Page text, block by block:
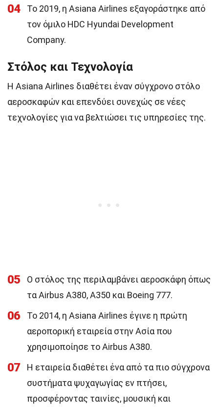
04
Το 2019, η Asiana Airlines εξαγοράστηκε από
τον όμιλο HDC Hyundai Development
Company.
Στόλος και Τεχνολογία
Η Asiana Airlines διαθέτει έναν σύγχρονο στόλο
αεροσκαφών και επενδύει συνεχώς σε νέες
τεχνολογίες για να βελτιώσει τις υπηρεσίες της.
05
Ο στόλος της περιλαμβάνει αεροσκάφη όπως
τα Airbus A380, A350 και Boeing 777.
06
Το 2014, η Asiana Airlines έγινε η πρώτη
αεροπορική εταιρεία στην Ασία που
χρησιμοποίησε το Airbus A380.
07
Η εταιρεία διαθέτει ένα από τα πιο σύγχρονα
συστήματα ψυχαγωγίας εν πτήσει,
προσφέροντας ταινίες, μουσική και